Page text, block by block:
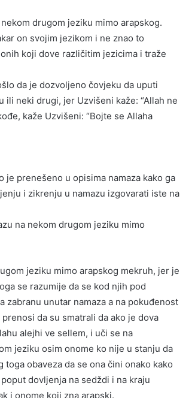
drugom jeziku mimo arapskog.
on svojim jezikom i ne znao to
koji dove različitim jezicima i traže
da je dozvoljeno čovjeku da uputi
neki drugi, jer Uzvišeni kaže: “Allah ne
kaže Uzvišeni: “Bojte se Allaha
je prenešeno u opisima namaza kako ga
i zikrenju u namazu izgovarati iste na
na nekom drugom jeziku mimo
jeziku mimo arapskog mekruh, jer je
se razumije da se kod njih pod
zabranu unutar namaza a na pokuđenost
da su smatrali da ako je dova
alejhi ve sellem, i uči se na
jeziku osim onome ko nije u stanju da
obaveza da se ona čini onako kako
dovljenja na sedždi i na kraju
i onome koji zna arapski.